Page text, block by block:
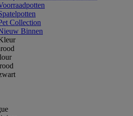
Collection
Binnen